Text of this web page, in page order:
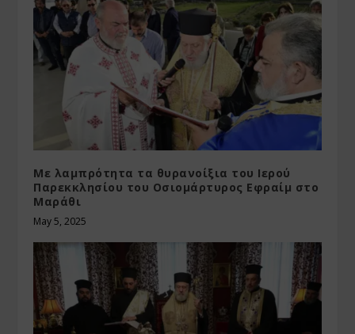
Με λαμπρότητα τα θυρανοίξια του Ιερού
Παρεκκλησίου του Οσιομάρτυρος Εφραίμ στο
Μαράθι
May 5, 2025